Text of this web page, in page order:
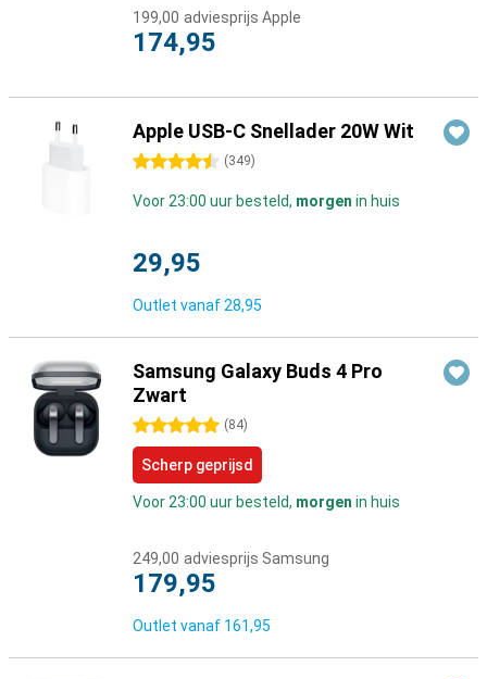
199,00 adviesprijs Apple
174,95
Apple USB-C Snellader 20W Wit
4.5 sterren (349)
Voor 23:00 uur besteld, morgen in huis
29,95
Outlet vanaf 28,95
Samsung Galaxy Buds 4 Pro
Zwart
5 sterren (84)
Scherp geprijsd
Voor 23:00 uur besteld, morgen in huis
249,00 adviesprijs Samsung
179,95
Outlet vanaf 161,95